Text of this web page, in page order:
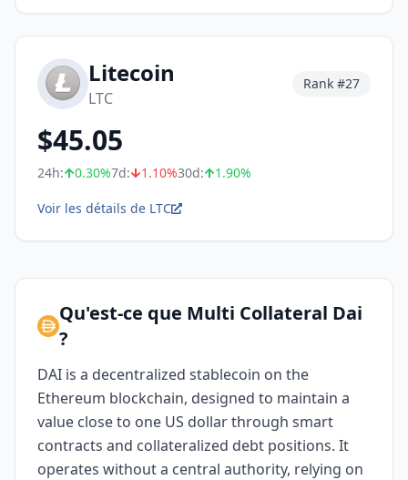
Litecoin
LTC
Rank #27
$45.05
24h: 0.30%7d: 1.10%30d: 1.90%
Voir les détails de LTC
Qu'est-ce que Multi Collateral Dai
?
DAI is a decentralized stablecoin on the
Ethereum blockchain, designed to maintain a
value close to one US dollar through smart
contracts and collateralized debt positions. It
operates without a central authority, relying on